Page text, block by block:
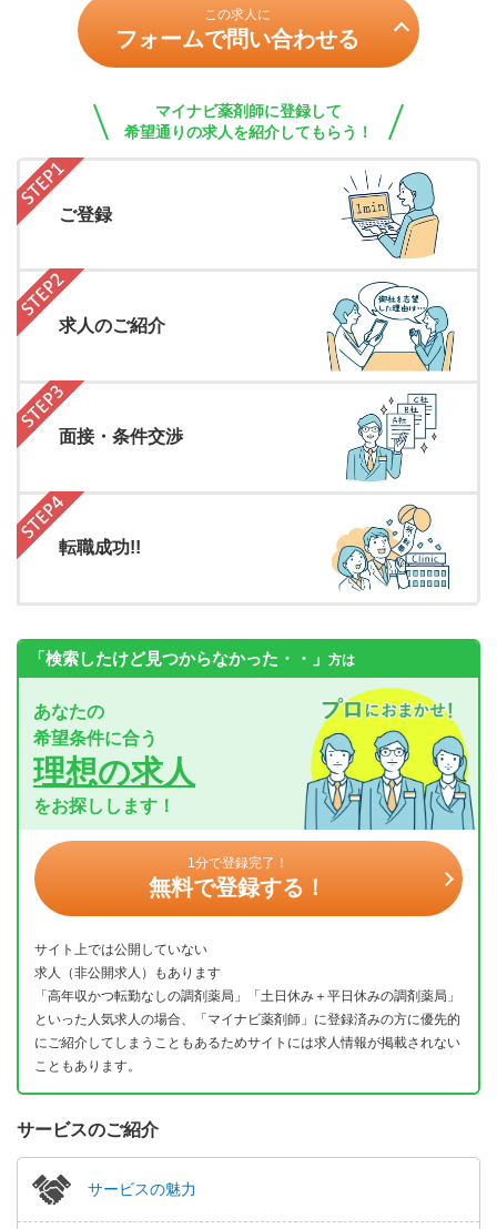
この求人に
フォームで問い合わせる
マイナビ薬剤師に登録して
希望通りの求人を紹介してもらう！
ご登録
求人のご紹介
面接・条件交渉
転職成功!!
「検索したけど見つからなかった・・」 方は
あなたの
希望条件に合う
理想の求人
をお探しします！
1分で登録完了！
無料で登録する！
サイト上では公開していない
求人（非公開求人）もあります
「高年収かつ転勤なしの調剤薬局」「土日休み＋平日休みの調剤薬局」
といった人気求人の場合、「マイナビ薬剤師」に登録済みの方に優先的
にご紹介してしまうこともあるためサイトには求人情報が掲載されない
こともあります。
サービスのご紹介
サービスの魅力